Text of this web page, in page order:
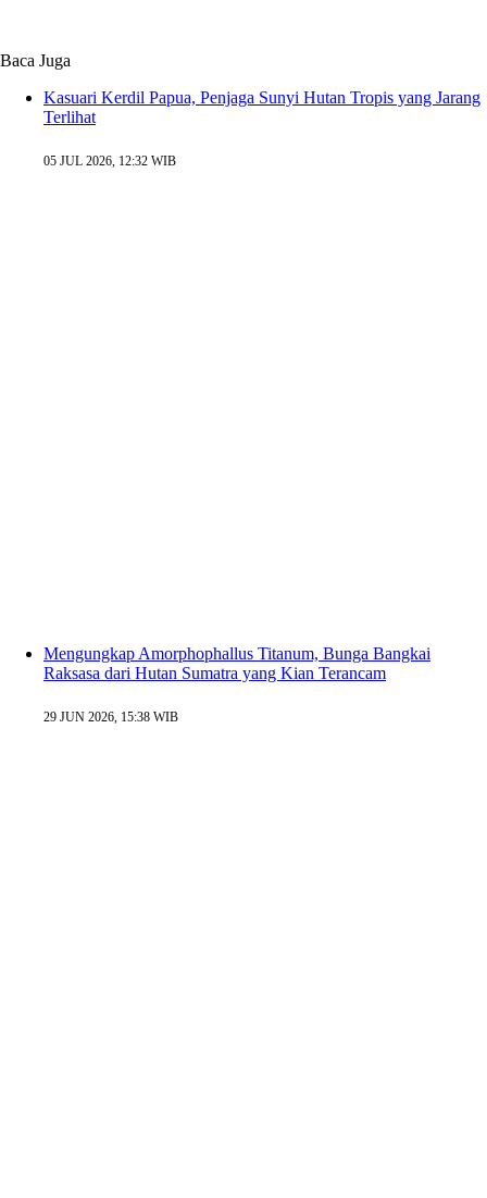
Baca Juga
Kasuari Kerdil Papua, Penjaga Sunyi Hutan Tropis yang Jarang
Terlihat
05 JUL 2026, 12:32 WIB
Mengungkap Amorphophallus Titanum, Bunga Bangkai
Raksasa dari Hutan Sumatra yang Kian Terancam
29 JUN 2026, 15:38 WIB